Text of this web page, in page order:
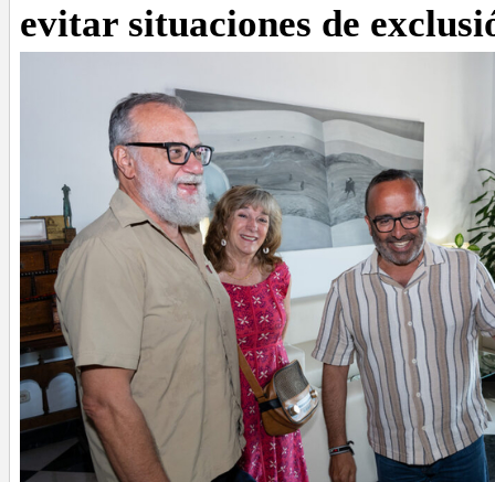
evitar situaciones de